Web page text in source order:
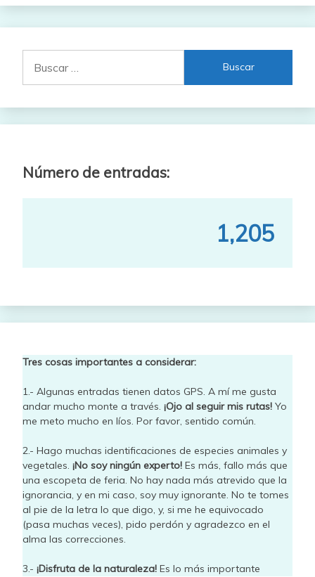
Número de entradas:
1,205
Tres cosas importantes a considerar:
1.- Algunas entradas tienen datos GPS. A mí me gusta
andar mucho monte a través. ¡Ojo al seguir mis rutas! Yo
me meto mucho en líos. Por favor, sentido común.
2.- Hago muchas identificaciones de especies animales y
vegetales. ¡No soy ningún experto! Es más, fallo más que
una escopeta de feria. No hay nada más atrevido que la
ignorancia, y en mi caso, soy muy ignorante. No te tomes
al pie de la letra lo que digo, y, si me he equivocado
(pasa muchas veces), pido perdón y agradezco en el
alma las correcciones.
3.- ¡Disfruta de la naturaleza! Es lo más importante